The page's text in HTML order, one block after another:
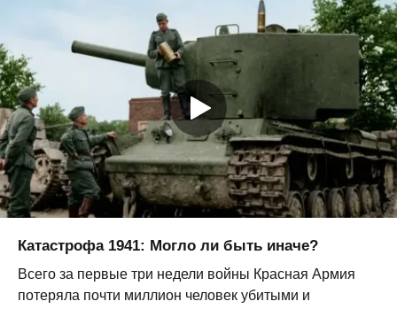
Катастрофа 1941: Могло ли быть иначе?
Всего за первые три недели войны Красная Армия
потеряла почти миллион человек убитыми и